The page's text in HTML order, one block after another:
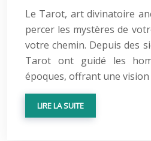
Le Tarot, art divinatoire
percer les mystères de
votre chemin. Depuis des
Tarot ont guidé les
époques, offrant une
LIRE LA SUITE